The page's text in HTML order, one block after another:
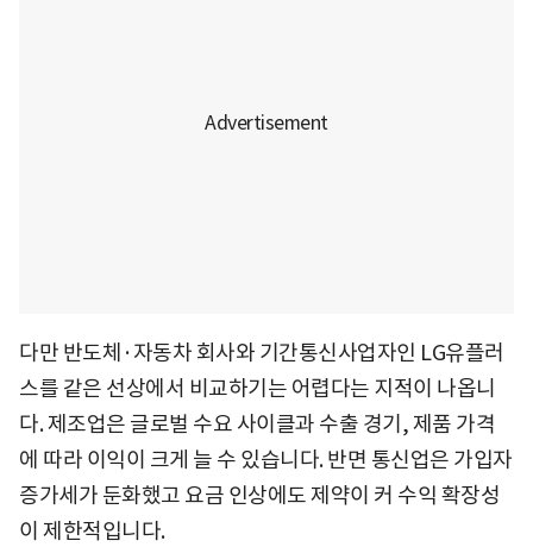
다만 반도체·자동차 회사와 기간통신사업자인 LG유플러
스를 같은 선상에서 비교하기는 어렵다는 지적이 나옵니
다. 제조업은 글로벌 수요 사이클과 수출 경기, 제품 가격
에 따라 이익이 크게 늘 수 있습니다. 반면 통신업은 가입자
증가세가 둔화했고 요금 인상에도 제약이 커 수익 확장성
이 제한적입니다.